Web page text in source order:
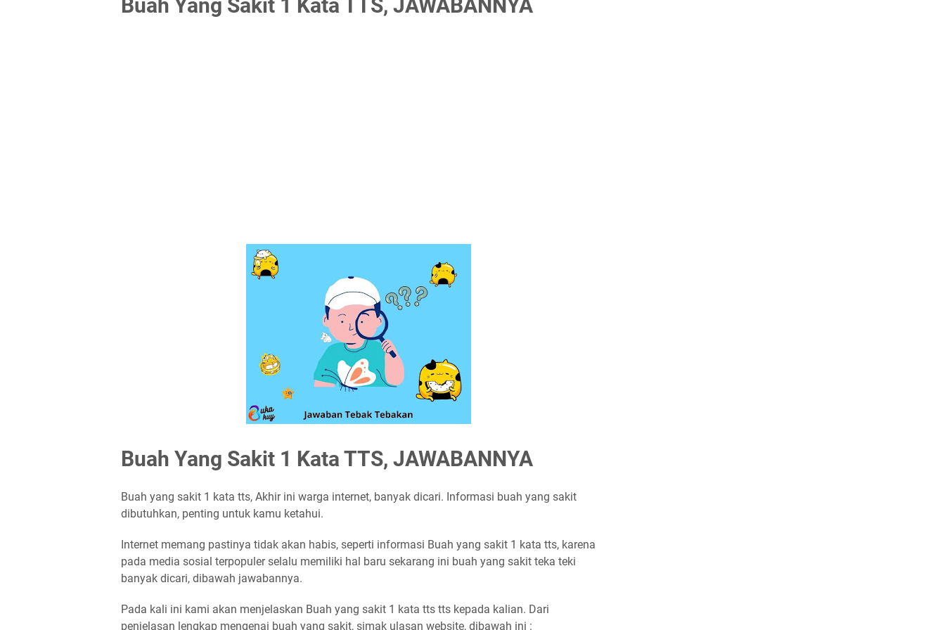
Buah Yang Sakit 1 Kata TTS, JAWABANNYA
Buah Yang Sakit 1 Kata TTS, JAWABANNYA
Buah yang sakit 1 kata tts, Akhir ini warga internet, banyak dicari. Informasi buah yang sakit
dibutuhkan, penting untuk kamu ketahui.
Internet memang pastinya tidak akan habis, seperti informasi Buah yang sakit 1 kata tts, karena
pada media sosial terpopuler selalu memiliki hal baru sekarang ini buah yang sakit teka teki
banyak dicari, dibawah jawabannya.
Pada kali ini kami akan menjelaskan Buah yang sakit 1 kata tts tts kepada kalian. Dari
penjelasan lengkap mengenai buah yang sakit, simak ulasan website, dibawah ini :